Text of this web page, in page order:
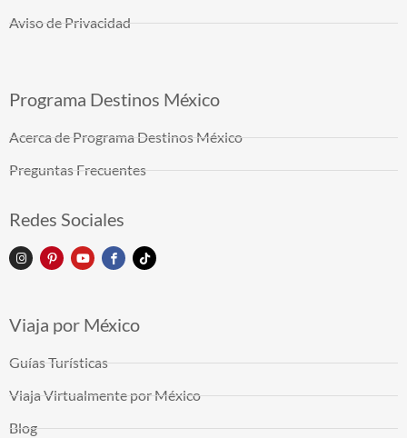
Aviso de Privacidad
Programa Destinos México
Acerca de Programa Destinos México
Preguntas Frecuentes
Redes Sociales
Viaja por México
Guías Turísticas
Viaja Virtualmente por México
Blog